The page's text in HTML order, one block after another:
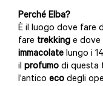
Perché Elba?
È il luogo dove fare
fare trekking e dove
immacolate lungo i
il profumo di questa
l’antico eco degli